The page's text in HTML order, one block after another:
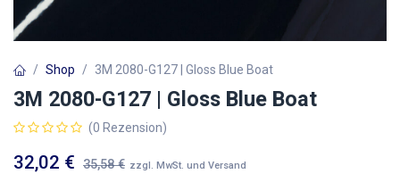
Shop 3M 2080-G127 | Gloss Blue Boat
3M 2080-G127 | Gloss Blue Boat
(0 Rezension)
32,02 € 35,58€ zzgl. MwSt. und Versand